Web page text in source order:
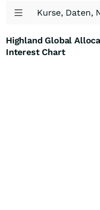
Kurse, Daten,
Highland Global
Interest Chart